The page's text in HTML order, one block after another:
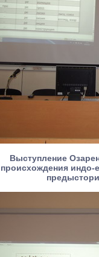
Выступление
происхождения индо-